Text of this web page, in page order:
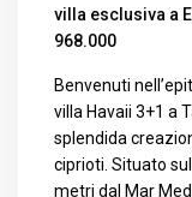
villa esclusiva a
968.000
Benvenuti
villa Havaii 3+1 a
splendida
ciprioti. Situato
metri dal Mar